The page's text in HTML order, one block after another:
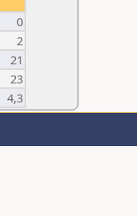
0
2
21
23
4,3